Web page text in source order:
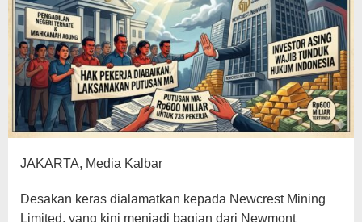
JAKARTA, Media Kalbar
Desakan keras dialamatkan kepada Newcrest Mining
Limited, yang kini menjadi bagian dari Newmont